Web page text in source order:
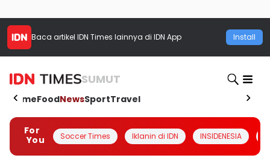
Baca artikel IDN Times lainnya di IDN App Install
SUMUT
HomeFoodNewsSportTravel
For
You
Soccer Times Iklanin di IDN INSIDENESIA